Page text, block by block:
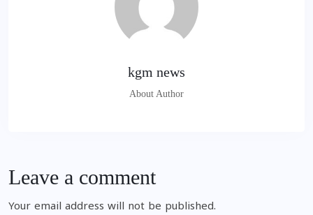
kgm news
About Author
Leave a comment
Your email address will not be published.